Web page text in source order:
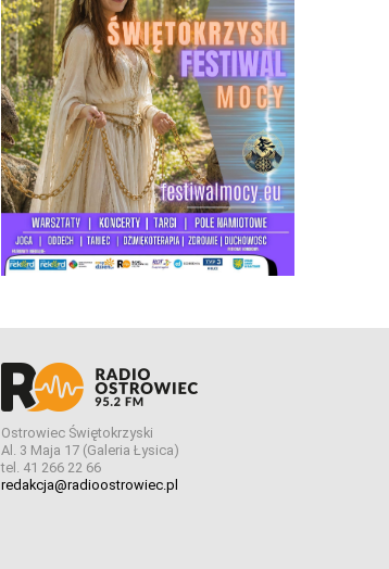
Ostrowiec Świętokrzyski
Al. 3 Maja 17 (Galeria Łysica)
tel. 41 266 22 66
redakcja@radioostrowiec.pl